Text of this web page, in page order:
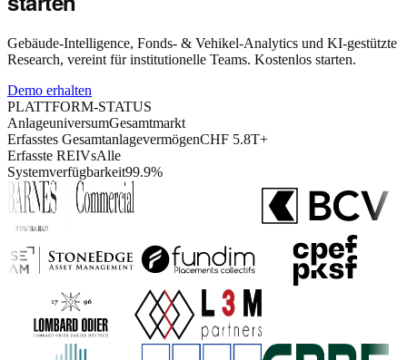
Gebäude-Intelligence, Fonds- & Vehikel-Analytics und KI-gestützte
Research, vereint für institutionelle Teams. Kostenlos starten.
Demo erhalten
PLATTFORM-STATUS
AnlageuniversumGesamtmarkt
Erfasstes GesamtanlagevermögenCHF 5.8T+
Erfasste REIVsAlle
Systemverfügbarkeit99.9%